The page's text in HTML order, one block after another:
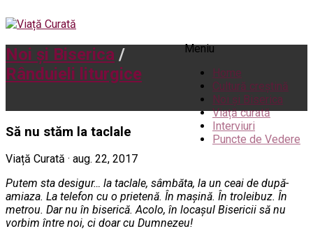
Meniu
Home
Cultură creștină
Noi și Biserica
Viață curată
Interviuri
Puncte de Vedere
Noi și Biserica /
Rânduieli liturgice
Să nu stăm la taclale
Viață Curată · aug. 22, 2017
Putem sta desigur… la taclale, sâmbăta, la un ceai de după-
amiaza. La telefon cu o prietenă. În mașină. În troleibuz. În
metrou. Dar nu în biserică. Acolo, în locaşul Bisericii să nu
vorbim între noi, ci doar cu Dumnezeu!